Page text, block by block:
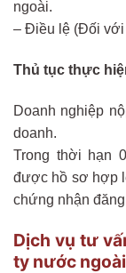
ngoài.
– Điều lệ (Đối với
Thủ tục thực
Doanh nghiệp
doanh.
Trong thời hạn
được hồ sơ hợp
chứng nhận
Dịch vụ tư
ty nước